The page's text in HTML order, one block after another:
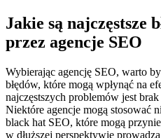
Jakie są najczęstsze
przez agencje SEO
Wybierając agencję SEO, warto
błędów, które mogą wpłynąć na
najczęstszych problemów jest
Niektóre agencje mogą stosować
black hat SEO, które mogą
w dłuższej perspektywie